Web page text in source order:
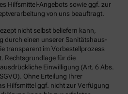
Hilfsmittel-Angebots sowie ggf. zur
von uns beauftragt.
nicht selbst beliefern kann,
durch einen unserer Sanitätshaus-
transparent im Vorbestellprozess
Rechtsgrundlage für die
Einwilligung (Art. 6 Abs.
Ohne Erteilung Ihrer
Hilfsmittel ggf. nicht zur Verfügung